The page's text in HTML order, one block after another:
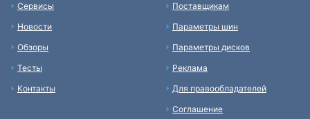
Сервисы
Новости
Обзоры
Тесты
Контакты
Поставщикам
Параметры шин
Параметры дисков
Реклама
Для правообладателей
Соглашение